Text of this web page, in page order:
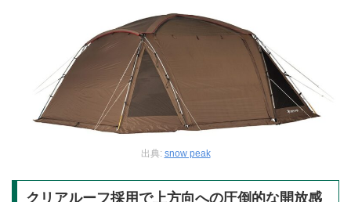
出典: snow peak
クリアルーフ採用で上方向への圧倒的な開放感